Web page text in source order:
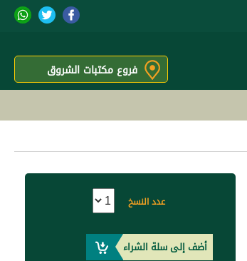
فروع مكتبات الشروق
عدد النسخ
أضف إلى سلة الشراء